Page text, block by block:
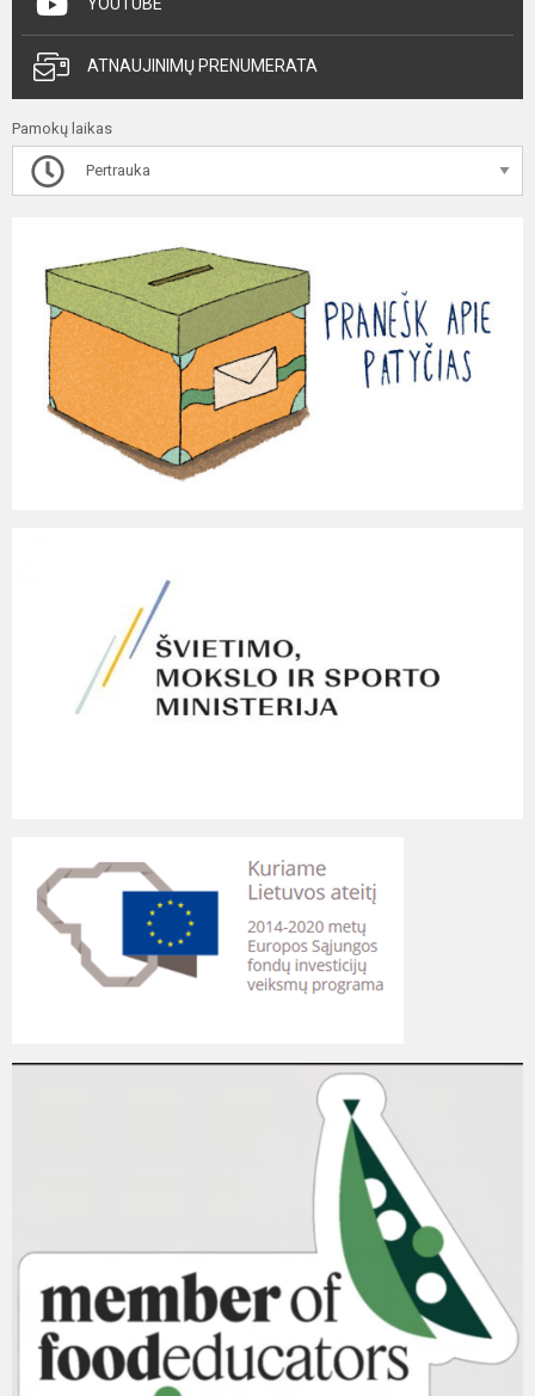
ATNAUJINIMŲ PRENUMERATA
Pamokų laikas
Pertrauka